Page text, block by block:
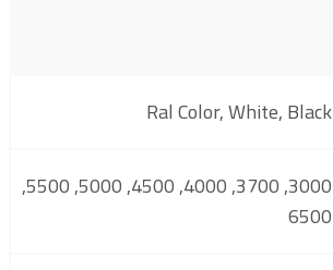
Ral Color, White, Black
3000, 3700, 4000, 4500, 5000, 5500,
6500